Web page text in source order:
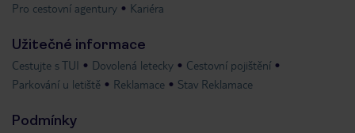
Pro cestovní agentury
Kariéra
Užitečné informace
Cestujte s TUI Dovolená letecky
Cestovní pojištění
Parkování u letiště
Reklamace Stav Reklamace
Podmínky